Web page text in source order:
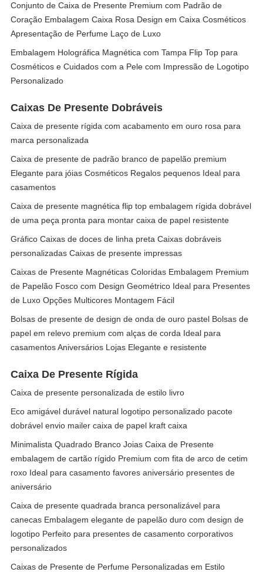
Conjunto de Caixa de Presente Premium com Padrão de
Coração Embalagem Caixa Rosa Design em Caixa Cosméticos
Apresentação de Perfume Laço de Luxo
Embalagem Holográfica Magnética com Tampa Flip Top para
Cosméticos e Cuidados com a Pele com Impressão de Logotipo
Personalizado
Caixas De Presente Dobráveis
Caixa de presente rígida com acabamento em ouro rosa para
marca personalizada
Caixa de presente de padrão branco de papelão premium
Elegante para jóias Cosméticos Regalos pequenos Ideal para
casamentos
Caixa de presente magnética flip top embalagem rígida dobrável
de uma peça pronta para montar caixa de papel resistente
Gráfico Caixas de doces de linha preta Caixas dobráveis
personalizadas Caixas de presente impressas
Caixas de Presente Magnéticas Coloridas Embalagem Premium
de Papelão Fosco com Design Geométrico Ideal para Presentes
de Luxo Opções Multicores Montagem Fácil
Bolsas de presente de design de onda de ouro pastel Bolsas de
papel em relevo premium com alças de corda Ideal para
casamentos Aniversários Lojas Elegante e resistente
Caixa De Presente Rígida
Caixa de presente personalizada de estilo livro
Eco amigável durável natural logotipo personalizado pacote
dobrável envio mailer caixa de papel kraft caixa
Minimalista Quadrado Branco Joias Caixa de Presente
embalagem de cartão rígido Premium com fita de arco de cetim
roxo Ideal para casamento favores aniversário presentes de
aniversário
Caixa de presente quadrada branca personalizável para
canecas Embalagem elegante de papelão duro com design de
logotipo Perfeito para presentes de casamento corporativos
personalizados
Caixas de Presente de Perfume Personalizadas em Estilo